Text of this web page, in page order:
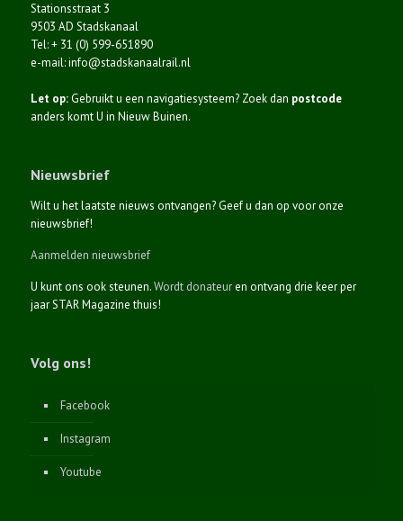
Stationsstraat 3
9503 AD Stadskanaal
Tel: + 31 (0) 599-651890
e-mail: info@stadskanaalrail.nl
Let op:Gebruikt u een navigatiesysteem? Zoek dan postcode
anders komt U in Nieuw Buinen.
Nieuwsbrief
Wilt u het laatste nieuws ontvangen? Geef u dan op voor onze
nieuwsbrief!
Aanmelden nieuwsbrief
U kunt ons ook steunen.Wordt donateuren ontvang drie keer per
jaar STAR Magazine thuis!
Volg ons!
Facebook
Instagram
Youtube